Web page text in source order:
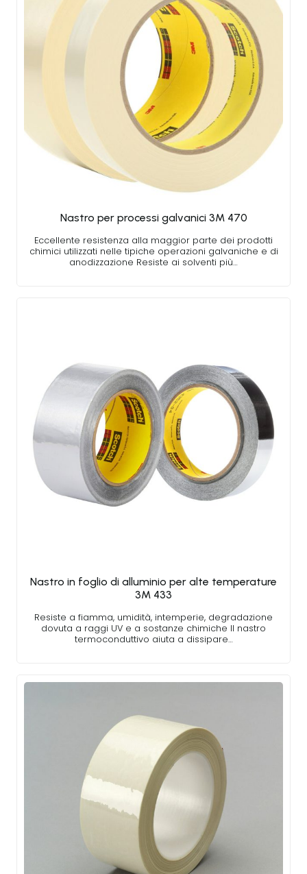
Nastro per processi galvanici 3M 470
Eccellente resistenza alla maggior parte dei prodotti
chimici utilizzati nelle tipiche operazioni galvaniche e di
anodizzazione Resiste ai solventi più…
Nastro in foglio di alluminio per alte temperature
3M 433
Resiste a fiamma, umidità, intemperie, degradazione
dovuta a raggi UV e a sostanze chimiche Il nastro
termoconduttivo aiuta a dissipare…